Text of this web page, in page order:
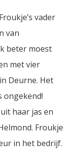
vader
van
beter moest
met vier
Deurne. Het
ongekend!
haar jas en
Froukje
in het bedrijf.